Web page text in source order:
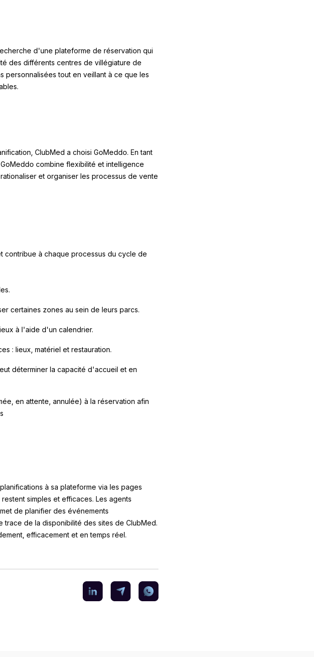
d'une plateforme de réservation qui
des différents centres de villégiature de
personnalisées tout en veillant à ce que les
ClubMed a choisi GoMeddo. En tant
combine flexibilité et intelligence
et organiser les processus de vente
contribue à chaque processus du cycle de
certaines zones au sein de leurs parcs.
à l'aide d'un calendrier.
: lieux, matériel et restauration.
déterminer la capacité d'accueil et en
en attente, annulée) à la réservation afin
à sa plateforme via les pages
simples et efficaces. Les agents
de planifier des événements
de la disponibilité des sites de ClubMed.
efficacement et en temps réel.